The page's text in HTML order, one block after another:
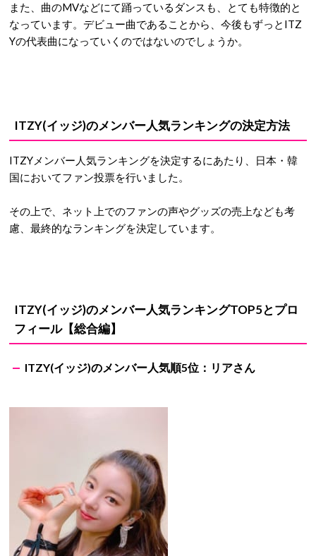
また、曲のMVなどにて踊っているダンスも、とても特徴的と
なっています。デビュー曲であることから、今後もずっとITZ
Yの代表曲になっていくのではないのでしょうか。
ITZY(イッジ)のメンバー人気ランキングの決定方法
ITZYメンバー人気ランキングを決定するにあたり、日本・韓
国においてファン投票を行いました。
その上で、ネット上でのファンの声やグッズの売上なども考
慮、最終的なランキングを決定しています。
ITZY(イッジ)のメンバー人気ランキングTOP5とプロ
フィール【総合編】
ITZY(イッジ)のメンバー人気順5位：リアさん